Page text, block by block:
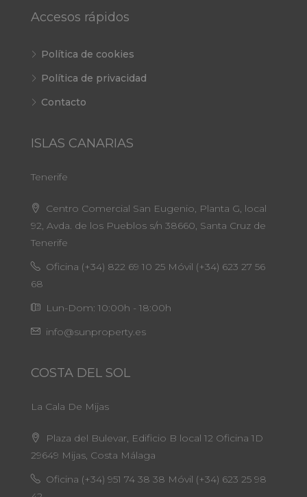
Accesos rápidos
Política de cookies
Política de privacidad
Contacto
ISLAS CANARIAS
Tenerife
Centro Comercial San Eugenio, Planta G, local
92, Avda. de los Pueblos s/n 38660, Santa Cruz de
Tenerife
Oficina (+34) 822 69 10 25 Móvil (+34) 623 27 56
68
Lun-Dom: 10:00h - 18:00h
info@sunproperty.es
COSTA DEL SOL
La Cala De Mijas
Plaza del Bulevar, Edificio B local 12 Oficina 1D
29649 Mijas, Costa Málaga
Oficina (+34) 951 74 38 38 Móvil (+34) 623 25 98